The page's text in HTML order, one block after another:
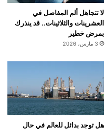
لا تتجاهل ألم المفاصل في
العشرينات والثلاثينات.. قد ينذرك
بمرض خطير
3 مارس، 2026
هل توجد بدائل للعالم في حال